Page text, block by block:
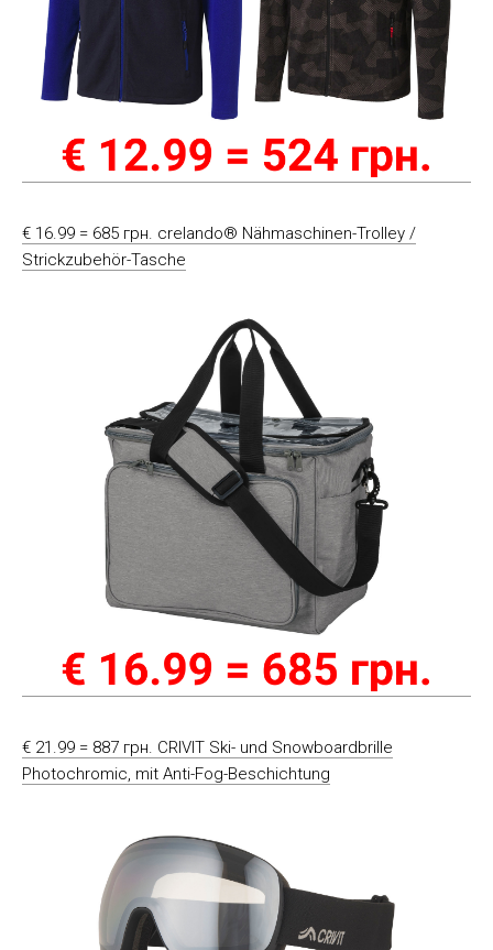
€ 16.99 = 685 грн. crelando® Nähmaschinen-Trolley /
Strickzubehör-Tasche
€ 21.99 = 887 грн. CRIVIT Ski- und Snowboardbrille
Photochromic, mit Anti-Fog-Beschichtung